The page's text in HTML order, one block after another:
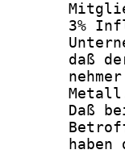
3%
daß
Daß
haben